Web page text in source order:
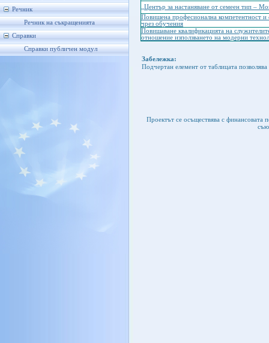
Речник
Речник на съкращенията
Справки
Справки публичен модул
„Център за настаняване от семеен тип –
Повишена професионална компетентност
чрез обучения
Повишаване квалификацията на
отношение използването на модерни
Забележка:
Подчертан елемент от таблицата
Проектът се осъществява с финансовата